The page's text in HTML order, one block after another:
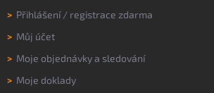
> Přihlášení/ registrace zdarma
> Můj účet
> Moje objednávky a sledování
> Moje doklady